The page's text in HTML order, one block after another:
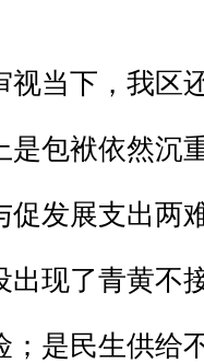
视当下，我区
是包袱依然沉
促发展支出两
出现了青黄不
；是民生供给